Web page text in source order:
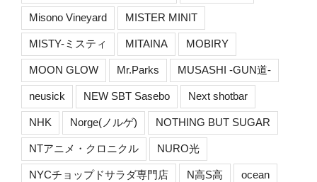
Misono Vineyard MISTER MINIT
MISTY-ミスティ MITAINA MOBIRY
MOON GLOW Mr.Parks MUSASHI -GUN道-
neusick NEW SBT Sasebo Next shotbar
NHK Norge(ノルゲ) NOTHING BUT SUGAR
NTアニメ・クロニクル NURO光
NYCチョップドサラダ専門店 N高S高 ocean